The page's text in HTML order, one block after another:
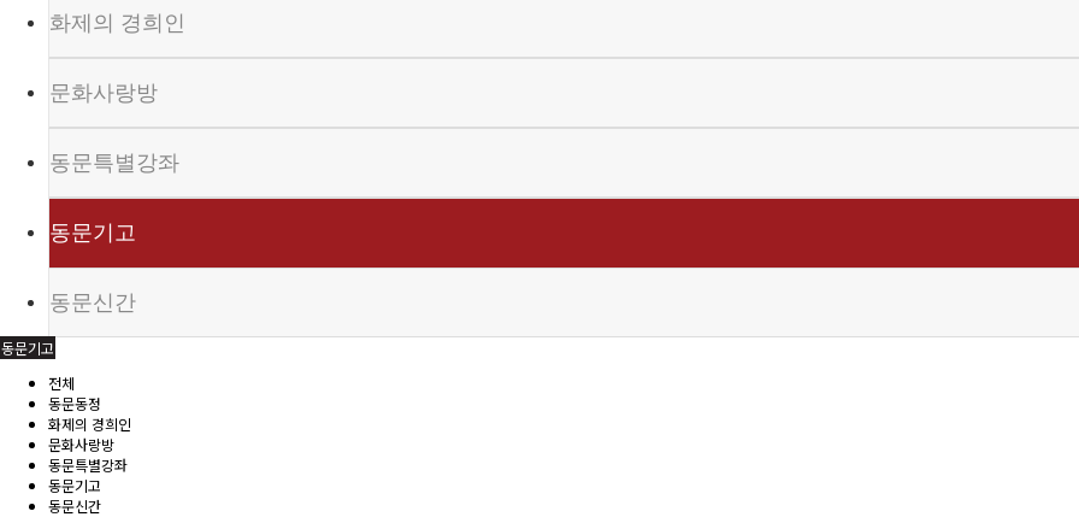
화제의 경희인
문화사랑방
동문특별강좌
동문기고
동문신간
동문기고
전체
동문동정
화제의 경희인
문화사랑방
동문특별강좌
동문기고
동문신간